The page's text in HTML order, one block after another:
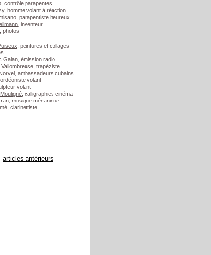
, contrôle parapentes
, homme volant à réaction
, parapentiste heureux
, inventeur
, photos
, peintures et collages
Galan , émission radio
Vallombreuse , trapéziste
, ambassadeurs cubains
volant
volant
, calligraphies cinéma
, musique mécanique
, clarinettiste
articles antérieurs